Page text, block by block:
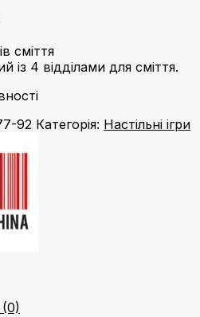
сміття
із 4 відділами для сміття.
92 Категорія: Настільні ігри
(0)